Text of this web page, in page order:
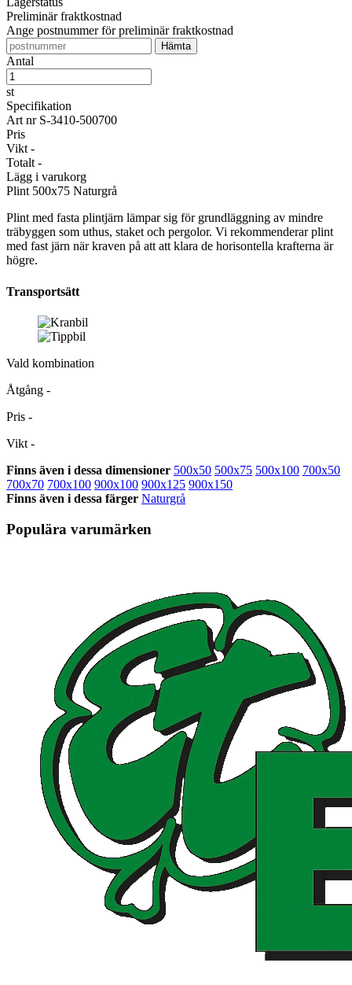
Preliminär fraktkostnad
Ange postnummer för preliminär fraktkostnad
Antal
st
Specifikation
Art nr S-3410-500700
Pris
Vikt -
Totalt -
Lägg i varukorg
Plint 500x75 Naturgrå
Plint med fasta plintjärn lämpar sig för grundläggning av mindre
träbyggen som uthus, staket och pergolor. Vi rekommenderar plint
med fast järn när kraven på att att klara de horisontella krafterna är
högre.
Transportsätt
Vald kombination
Åtgång -
Pris -
Vikt -
Finns även i dessa dimensioner 500x50 500x75 500x100 700x50
700x70 700x100 900x100 900x125 900x150
Finns även i dessa färger Naturgrå
Populära varumärken